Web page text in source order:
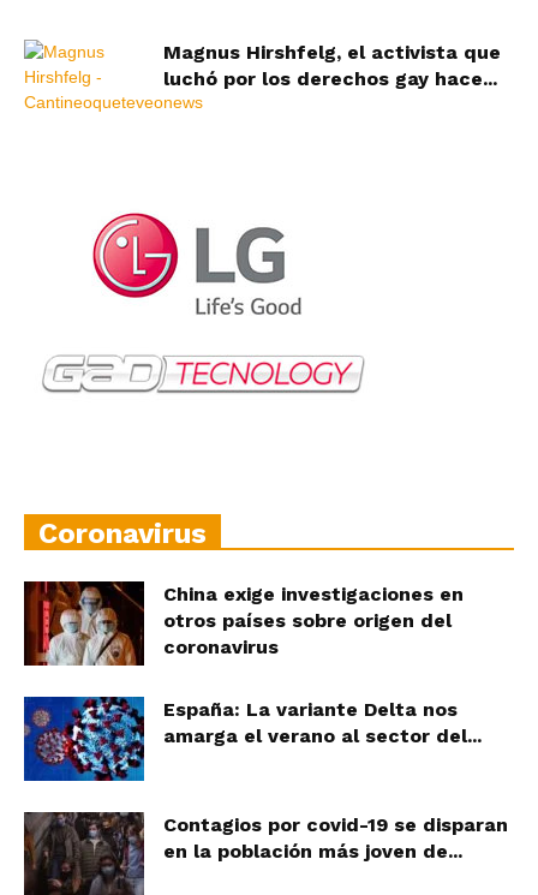
Magnus Hirshfelg, el activista que
luchó por los derechos gay hace...
Coronavirus
China exige investigaciones en
otros países sobre origen del
coronavirus
España: La variante Delta nos
amarga el verano al sector del...
Contagios por covid-19 se disparan
en la población más joven de...